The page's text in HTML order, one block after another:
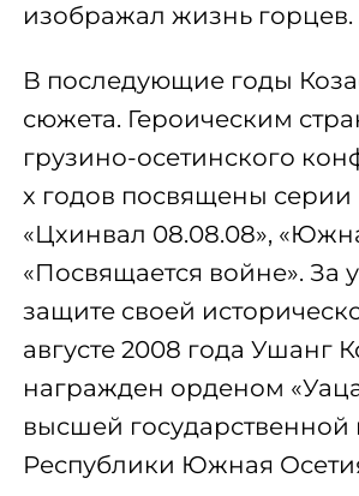
изображал жизнь горцев.
В последующие годы
сюжета. Героическим
грузино-осетинского
х годов посвящены серии
«Цхинвал 08.08.08»,
«Посвящается войне». За
защите своей
августе 2008 года Ушанг
награжден орденом
высшей государственной
Республики Южная